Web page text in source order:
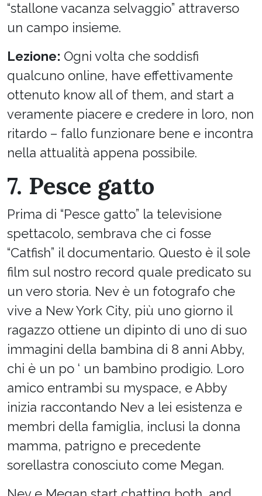
“stallone vacanza selvaggio” attraverso
un campo insieme.
Lezione: Ogni volta che soddisfi
qualcuno online, have effettivamente
ottenuto know all of them, and start a
veramente piacere e credere in loro, non
ritardo – fallo funzionare bene e incontra
nella attualità appena possibile.
7. Pesce gatto
Prima di “Pesce gatto” la televisione
spettacolo, sembrava che ci fosse
“Catfish” il documentario. Questo è il sole
film sul nostro record quale predicato su
un vero storia. Nev è un fotografo che
vive a New York City, più uno giorno il
ragazzo ottiene un dipinto di uno di suo
immagini della bambina di 8 anni Abby,
chi è un po ‘ un bambino prodigio. Loro
amico entrambi su myspace, e Abby
inizia raccontando Nev a lei esistenza e
membri della famiglia, inclusi la donna
mamma, patrigno e precedente
sorellastra conosciuto come Megan.